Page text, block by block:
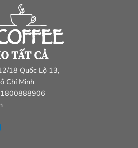
18 Quốc Lộ 13,
Chí Minh